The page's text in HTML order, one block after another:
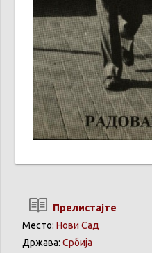
Прелистајте
Место: Нови Сад
Држава: Србија